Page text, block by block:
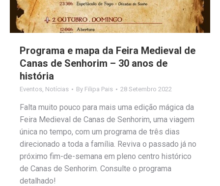
Programa e mapa da Feira Medieval de
Canas de Senhorim – 30 anos de
história
Eventos Notícias By Filipa Pais 28 Setembro 2022
Falta muito pouco para mais uma edição mágica da
Feira Medieval de Canas de Senhorim, uma viagem
única no tempo, com um programa de três dias
direcionado a toda a família. Reviva o passado já no
próximo fim-de-semana em pleno centro histórico
de Canas de Senhorim. Consulte o programa
detalhado!